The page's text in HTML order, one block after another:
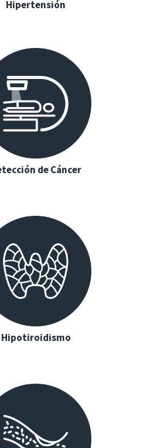
Hipertensión
de Cáncer
Hipotiroidismo